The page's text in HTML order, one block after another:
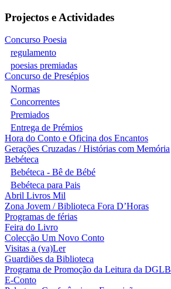
Projectos e Actividades
Concurso Poesia
regulamento
poesias premiadas
Concurso de Presépios
Normas
Concorrentes
Premiados
Entrega de Prémios
Hora do Conto e Oficina dos Encantos
Gerações Cruzadas / Histórias com Memória
Bebéteca
Bebéteca - Bê de Bébé
Bebéteca para Pais
Abril Livros Mil
Zona Jovem / Biblioteca Fora D’Horas
Programas de férias
Feira do Livro
Colecção Um Novo Conto
Visitas a (va)Ler
Guardiões da Biblioteca
Programa de Promoção da Leitura da DGLB
E-Conto